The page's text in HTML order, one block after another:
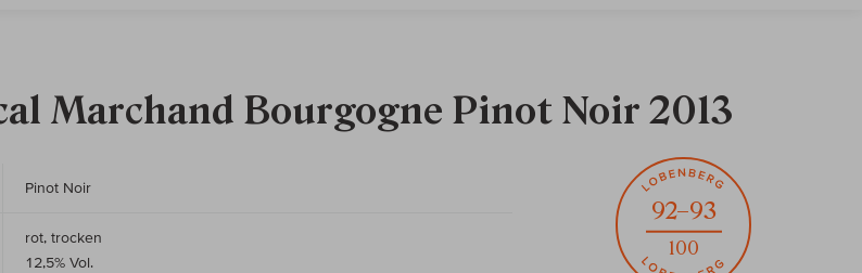
Marchand Bourgogne Pinot Noir 2013
92–93
100
Pinot Noir
rot, trocken
12,5% Vol.